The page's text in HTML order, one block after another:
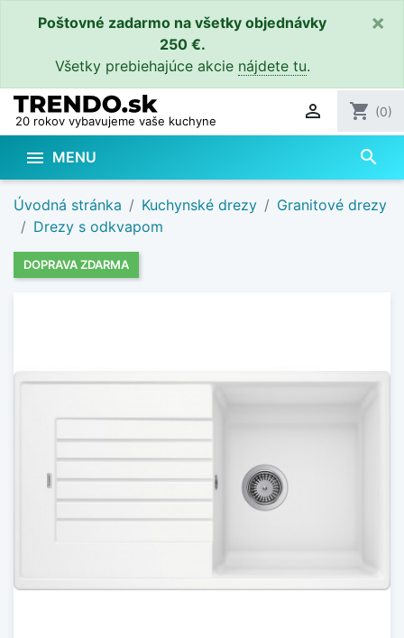
Poštovné zadarmo na všetky objednávky
250 €.
Všetky prebiehajúce akcie nájdete tu.
×
20 rokov vybavujeme vaše kuchyne  shopping_cart (0)
 MENU search
Úvodná stránka Kuchynské drezy
Granitové drezy
Drezy s odkvapom
DOPRAVA ZDARMA